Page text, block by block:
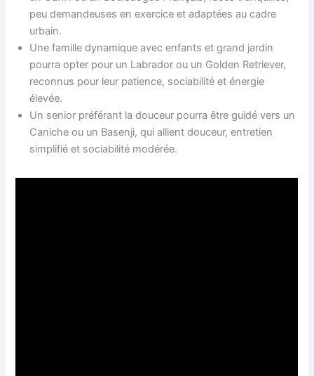
peu demandeuses en exercice et adaptées au cadre
urbain.
Une famille dynamique avec enfants et grand jardin
pourra opter pour un Labrador ou un Golden Retriever,
reconnus pour leur patience, sociabilité et énergie
élevée.
Un senior préférant la douceur pourra être guidé vers un
Caniche ou un Basenji, qui allient douceur, entretien
simplifié et sociabilité modérée.